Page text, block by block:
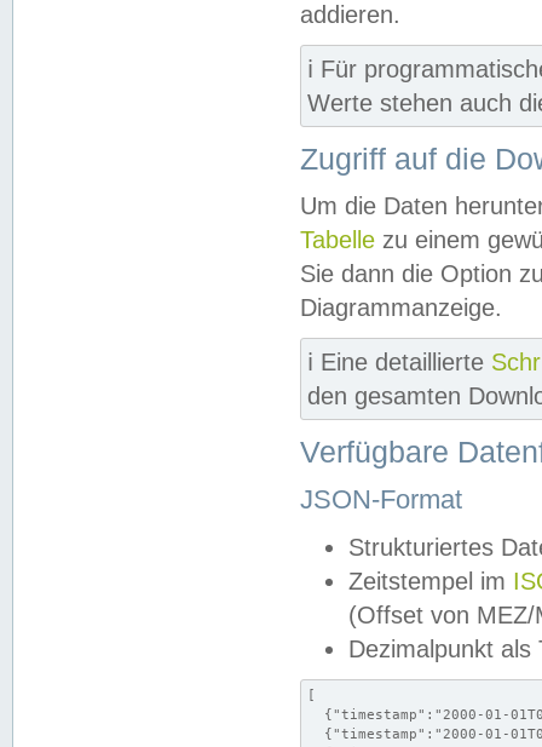
addieren.
ℹ️ Für
Werte stehen auch
Zugriff auf die
Um die Daten
Tabelle zu einem
Sie dann die Option
Diagrammanzeige.
ℹ️ Eine detaillierte
den gesamten
Verfügbare
JSON-Format
Strukturiertes
Zeitstempel im
(Offset von MEZ/
Dezimalpunkt als
[
{"timestamp":"2000-01-
{"timestamp":"2000-01-